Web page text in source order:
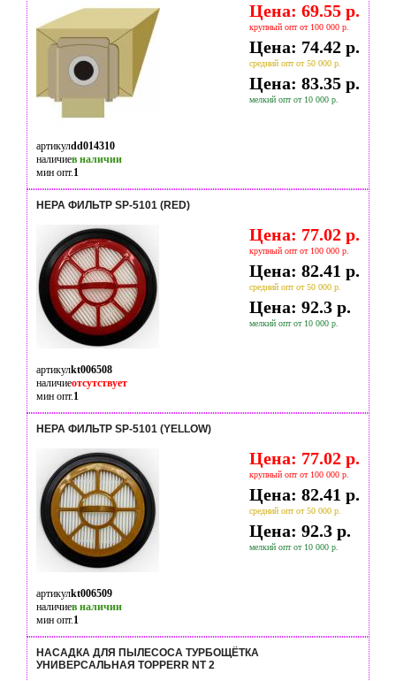
Цена: 69.55 р.
крупный опт от 100 000 р.
Цена: 74.42 р.
средний опт от 50 000 р.
Цена: 83.35 р.
мелкий опт от 10 000 р.
артикулdd014310
наличиев наличии
мин опт.1
HEPA ФИЛЬТР SP-5101 (RED)
Цена: 77.02 р.
крупный опт от 100 000 р.
Цена: 82.41 р.
средний опт от 50 000 р.
Цена: 92.3 р.
мелкий опт от 10 000 р.
артикулkt006508
наличиеотсутствует
мин опт.1
HEPA ФИЛЬТР SP-5101 (YELLOW)
Цена: 77.02 р.
крупный опт от 100 000 р.
Цена: 82.41 р.
средний опт от 50 000 р.
Цена: 92.3 р.
мелкий опт от 10 000 р.
артикулkt006509
наличиев наличии
мин опт.1
НАСАДКА ДЛЯ ПЫЛЕСОСА ТУРБОЩЁТКА
УНИВЕРСAЛЬНАЯ TOPPERR NT 2